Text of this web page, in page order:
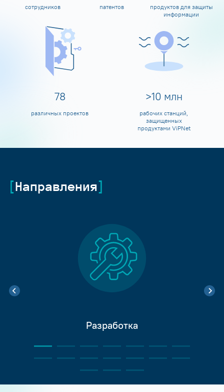
сотрудников патентов
продуктов для защиты
информации
80
различных проектов
>10 млн
рабочих станций,
защищенных
продуктами ViPNet
Направления
Разработка